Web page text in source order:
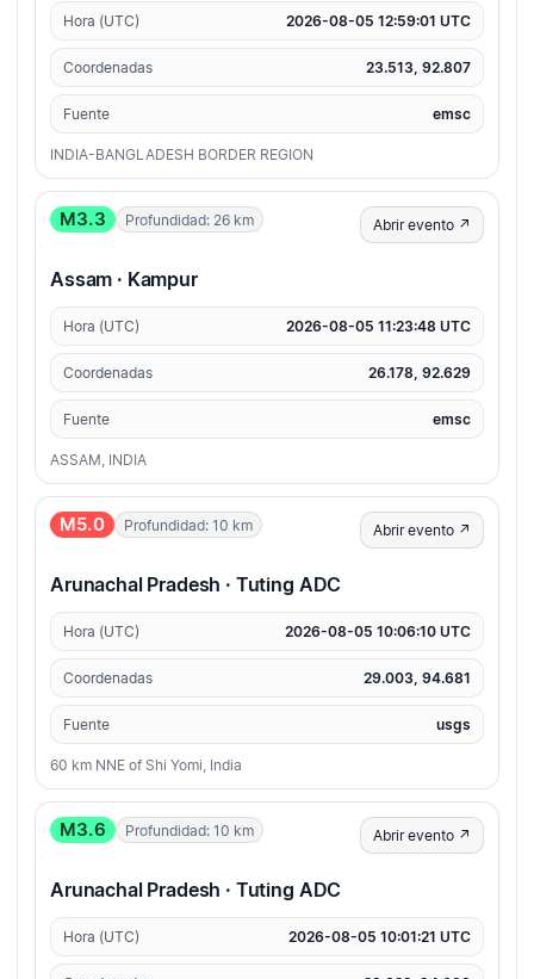
Hora (UTC) 2026-08-05 12:59:01 UTC
Coordenadas 23.513, 92.807
Fuente emsc
INDIA-BANGLADESH BORDER REGION
M3.3 Profundidad: 26 km Abrir evento ↗
Assam · Kampur
Hora (UTC) 2026-08-05 11:23:48 UTC
Coordenadas 26.178, 92.629
Fuente emsc
ASSAM, INDIA
M5.0 Profundidad: 10 km Abrir evento ↗
Arunachal Pradesh · Tuting ADC
Hora (UTC) 2026-08-05 10:06:10 UTC
Coordenadas 29.003, 94.681
Fuente usgs
60 km NNE of Shi Yomi, India
M3.6 Profundidad: 10 km Abrir evento ↗
Arunachal Pradesh · Tuting ADC
Hora (UTC) 2026-08-05 10:01:21 UTC